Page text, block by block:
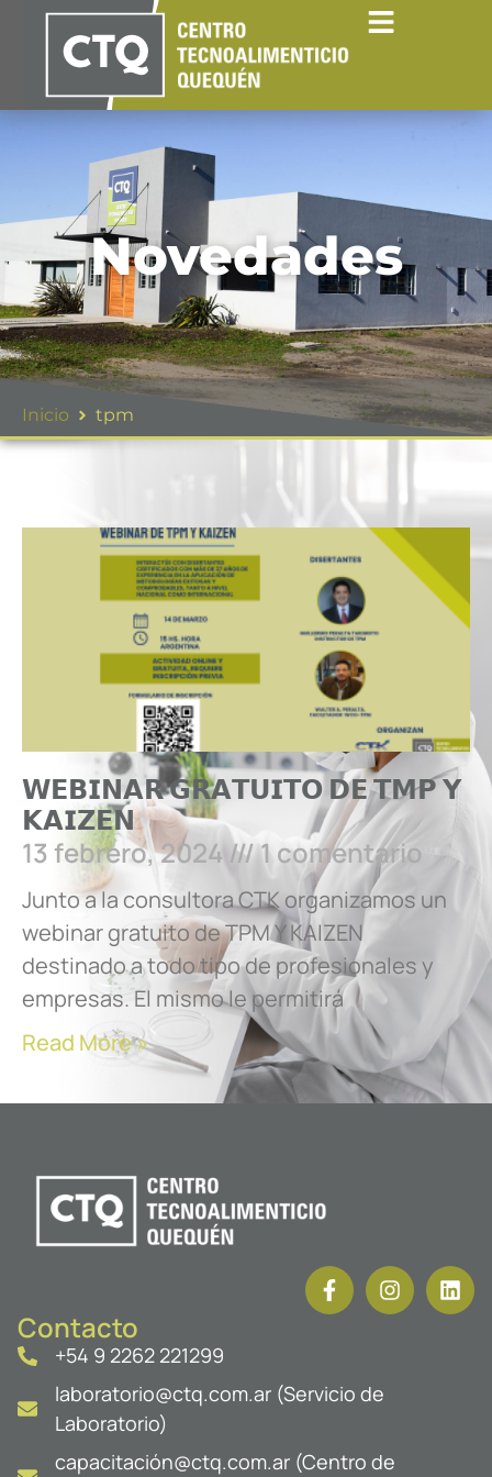
Novedades
Inicio tpm
𝗪𝗘𝗕𝗜𝗡𝗔𝗥 𝗚𝗥𝗔𝗧𝗨𝗜𝗧𝗢 𝗗𝗘 𝗧𝗠𝗣 𝗬
𝗞𝗔𝗜𝗭𝗘𝗡
13 febrero, 2024
1 comentario
Junto a la consultora CTK organizamos un
webinar gratuito de TPM Y KAIZEN
destinado a todo tipo de profesionales y
empresas. El mismo le permitirá
Read More »
Contacto
+54 9 2262 221299
laboratorio@ctq.com.ar (Servicio de
Laboratorio)
capacitación@ctq.com.ar (Centro de